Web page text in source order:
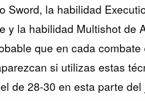
Sword, la habilidad
y la habilidad Multishot de
que en cada
si utilizas estas
de 28-30 en esta parte